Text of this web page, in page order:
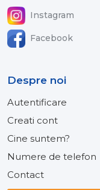
Instagram
Facebook
Despre noi
Autentificare
Creati cont
Cine suntem?
Numere de telefon
Contact